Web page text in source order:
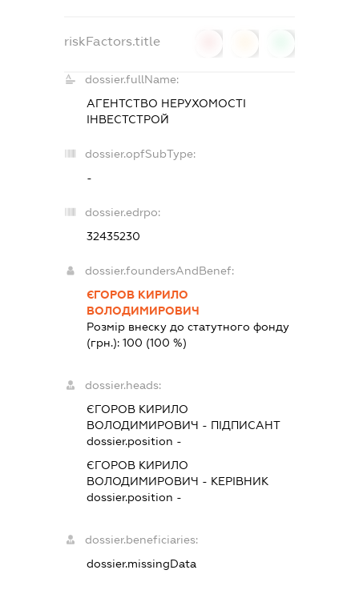
riskFactors.title
dossier.fullName:
АГЕНТСТВО НЕРУХОМОСТІ
ІНВЕСТСТРОЙ
dossier.opfSubType:
-
dossier.edrpo:
32435230
dossier.foundersAndBenef:
ЄГОРОВ КИРИЛО
ВОЛОДИМИРОВИЧ
Розмір внеску до статутного фонду
(грн.): 100 (100 %)
dossier.heads:
ЄГОРОВ КИРИЛО
ВОЛОДИМИРОВИЧ - ПІДПИСАНТ
dossier.position -
ЄГОРОВ КИРИЛО
ВОЛОДИМИРОВИЧ - КЕРІВНИК
dossier.position -
dossier.beneficiaries:
dossier.missingData